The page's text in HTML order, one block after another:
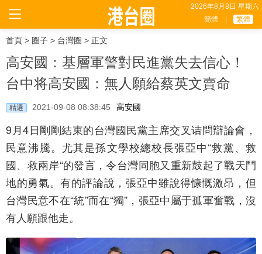
2026年8月8日 星期六
簡體
繁體
首頁 > 圈子 > 台灣圈 > 正文
高安國：基層軍警對民進黨失去信心！
台中将高安國：無人願給蔡英文賣命
精選 2021-09-08 08:38:45 高安國
9月4日剛剛結束的台灣國民黨主席交叉诘問辯論會，
民意沸騰。尤其是孫文學校總校長張亞中“救黨、救
國、救兩岸“的發言，令台灣同胞又重新鼓起了戰天鬥
地的勇氣。有的評論說，張亞中雖說得慷慨激昂，但
台灣民意不在“統”而在“獨”，張亞中屬于孤軍奮戰，沒
有人願跟他走。